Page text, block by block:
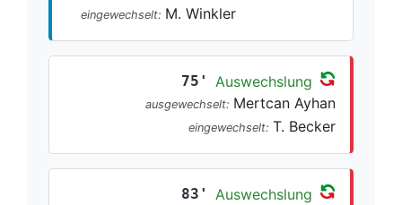
eingewechselt: M. Winkler
75' Auswechslung
ausgewechselt: Mertcan Ayhan
eingewechselt: T. Becker
83' Auswechslung